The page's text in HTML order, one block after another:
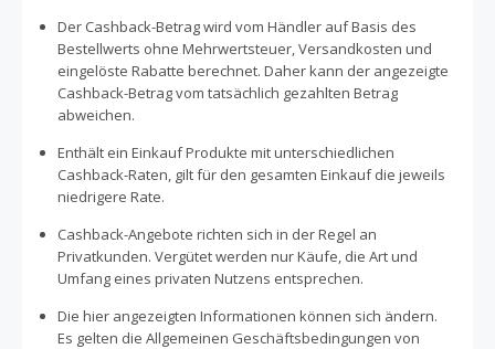
Der Cashback-Betrag wird vom Händler auf Basis des
Bestellwerts ohne Mehrwertsteuer, Versandkosten und
eingelöste Rabatte berechnet. Daher kann der angezeigte
Cashback-Betrag vom tatsächlich gezahlten Betrag
abweichen.
Enthält ein Einkauf Produkte mit unterschiedlichen
Cashback-Raten, gilt für den gesamten Einkauf die jeweils
niedrigere Rate.
Cashback-Angebote richten sich in der Regel an
Privatkunden. Vergütet werden nur Käufe, die Art und
Umfang eines privaten Nutzens entsprechen.
Die hier angezeigten Informationen können sich ändern.
Es gelten die Allgemeinen Geschäftsbedingungen von